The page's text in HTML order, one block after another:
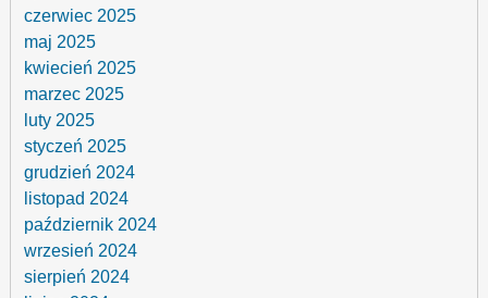
czerwiec 2025
maj 2025
kwiecień 2025
marzec 2025
luty 2025
styczeń 2025
grudzień 2024
listopad 2024
październik 2024
wrzesień 2024
sierpień 2024